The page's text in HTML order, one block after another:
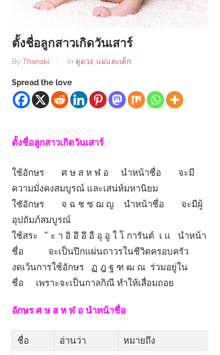
ตั้งชื่อลูกสาวเกิดวันเสาร์
By Thanaki In ดูดวง, แม่และเด็ก
Spread the love
ตั้งชื่อลูกสาวเกิดวันเสาร์
ใช้อักษร ศ ษ ส ห ฬ อ นำหน้าชื่อ จะมี
ความมั่งคงสมบูรณ์ และเสน่ห์มหานิยม
ใชัอักษร จ ฉ ช ซ ฌ ญ นำหน้าชื่อ จะมีผู้
อุปถัมภ์สมบูรณ์
ใช้สระ ั ะ า อิ อึ อึ อื อุ อู ใ โ การันต์ เ แ นำหน้า
ชื่อ จะเป็นปึกแผ่นถาวรในชีวิตครอบครัว
งดเว้นการใช้อักษร ฏ ฎ ฐ ฑ ฒ ณ ร่วมอยู่ใน
ชื่อ เพราะจะเป็นกาลกิณี ทำให้เสื่อมถอย
อักษร ศ ษ ส ห ฬ อ นำหน้าชื่อ
ชื่อ อ่านว่า หมายถึง